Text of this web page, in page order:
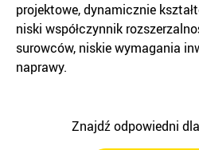
projektowe, dynamicznie
niski współczynnik
surowców, niskie wymagania
naprawy.
Znajdź odpowiedni